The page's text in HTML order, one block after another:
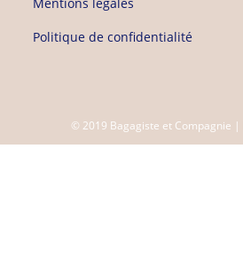
Politique de confidentialité
© 2019 Bagagiste et Compagnie |